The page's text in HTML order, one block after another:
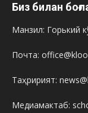
Биз билан
Манзил: Горький
Почта:
Таҳририят:
Медиамактаб: